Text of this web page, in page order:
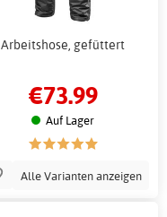
Arbeitshose, gefüttert
€73.99
Auf Lager
Alle Varianten anzeigen